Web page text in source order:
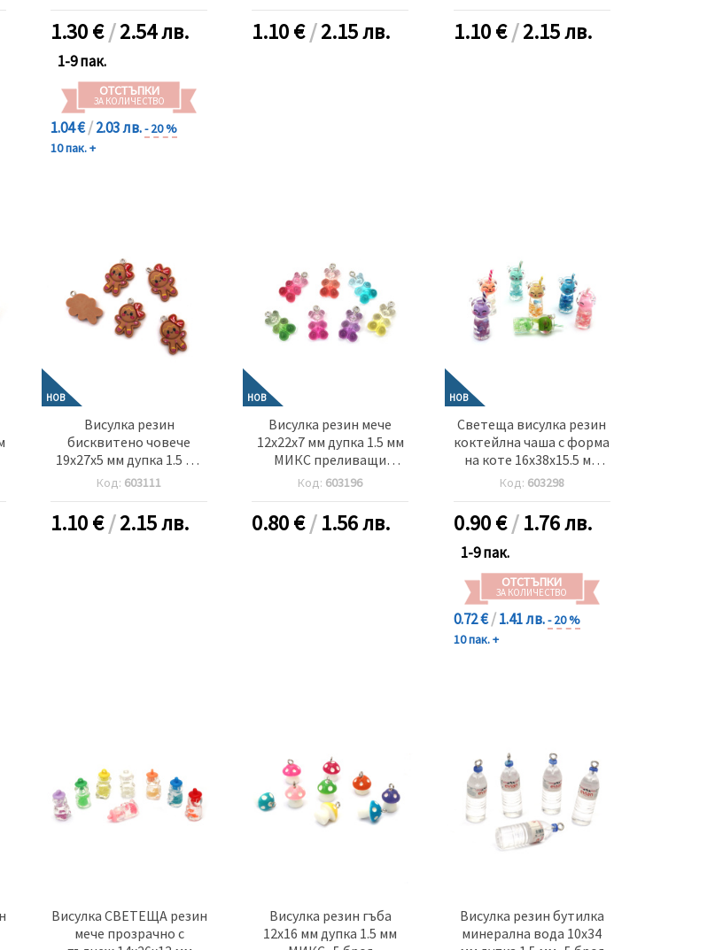
1.30€/2.54 лв.
1-9 пак.
ОТСТЪПКИ
ЗА КОЛИЧЕСТВО
1.04 €/2.03 лв.- 20 %
10 пак. +
1.10€/2.15 лв. 1.10€/2.15 лв.
НОВ
Висулка резин
бисквитено човече
19x27x5 мм дупка 1.5 мм
цвят кафяв -5 броя
Код: 603111
1.10€/2.15 лв.
НОВ
Висулка резин мече
12x22x7 мм дупка 1.5 мм
МИКС преливащи
цветове -5 броя
Код: 603196
0.80€/1.56 лв.
НОВ
Светеща висулка резин
коктейлна чаша с форма
на коте 16x38x15.5 мм
дупка 1.5 мм цвят МИКС
-2 броя
Код: 603298
0.90€/1.76 лв.
1-9 пак.
ОТСТЪПКИ
ЗА КОЛИЧЕСТВО
0.72 €/1.41 лв.- 20 %
10 пак. +
Висулка СВЕТЕЩА резин
мече прозрачно с
Висулка резин гъба
12x16 мм дупка 1.5 мм
Висулка резин бутилка
минерална вода 10x34